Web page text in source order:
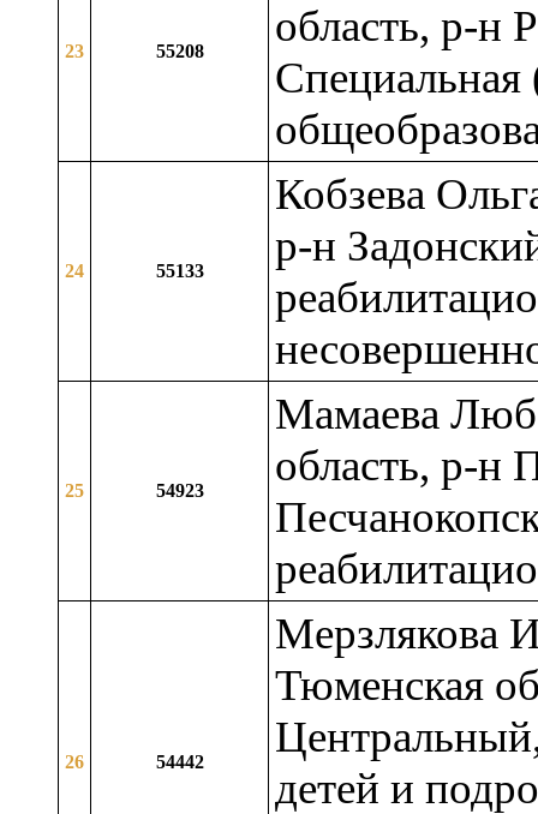
23 55208
область, р-н
Специальная
24 55133
Кобзева
р-н
25 54923
Мамаева
область, р-н
26 54442
Мерзлякова
Тюменская
детей и